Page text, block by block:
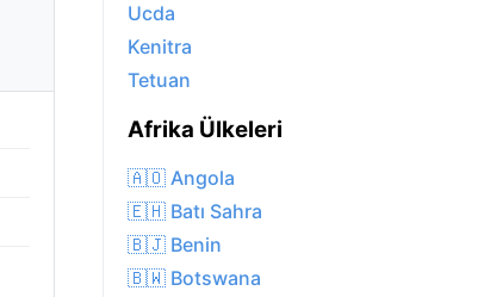
Ucda
Kenitra
Tetuan
Afrika Ülkeleri
🇦🇴 Angola
🇪🇭 Batı Sahra
🇧🇯 Benin
🇧🇼 Botswana